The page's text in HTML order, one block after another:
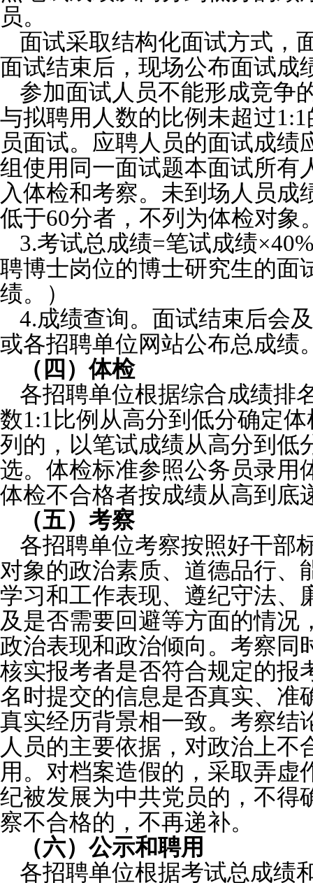
员。
面试采取结构化面试方式 ，
面试结束后，现场公布面试成
参加面试人员不能形成竞争
与拟聘用人数的比例未超过
员面试。应聘人员的面试成绩
组使用同一面试题本面试所有
入体检和考察。未到场人员成
低于60分者，不列为体检对象
3.考试总成绩=笔试成绩
聘博士岗位的博士研究生的面
绩。）
4.成绩查询。面试结束后会
或各招聘单位网站公布总成绩
（四）体检
各招聘单位根据综合成绩排
数1:1比例从高分到低分确定
列的，以笔试成绩从高分到低
选。体检标准参照公务员录用
体检不合格者按成绩从高到底
（五）考察
各招聘单位考察按照好干部
对象的政治素质、道德品行、
学习和工作表现、遵纪守法、
及是否需要回避等方面的情况
政治表现和政治倾向。考察同
核实报考者是否符合规定的报
名时提交的信息是否真实、准
真实经历背景相一致。考察结
人员的主要依据，对政治上不
用。对档案造假的，采取弄虚
纪被发展为中共党员的，不得
察不合格的，不再递补。
（六）公示和聘用
各招聘单位根据考试总成绩